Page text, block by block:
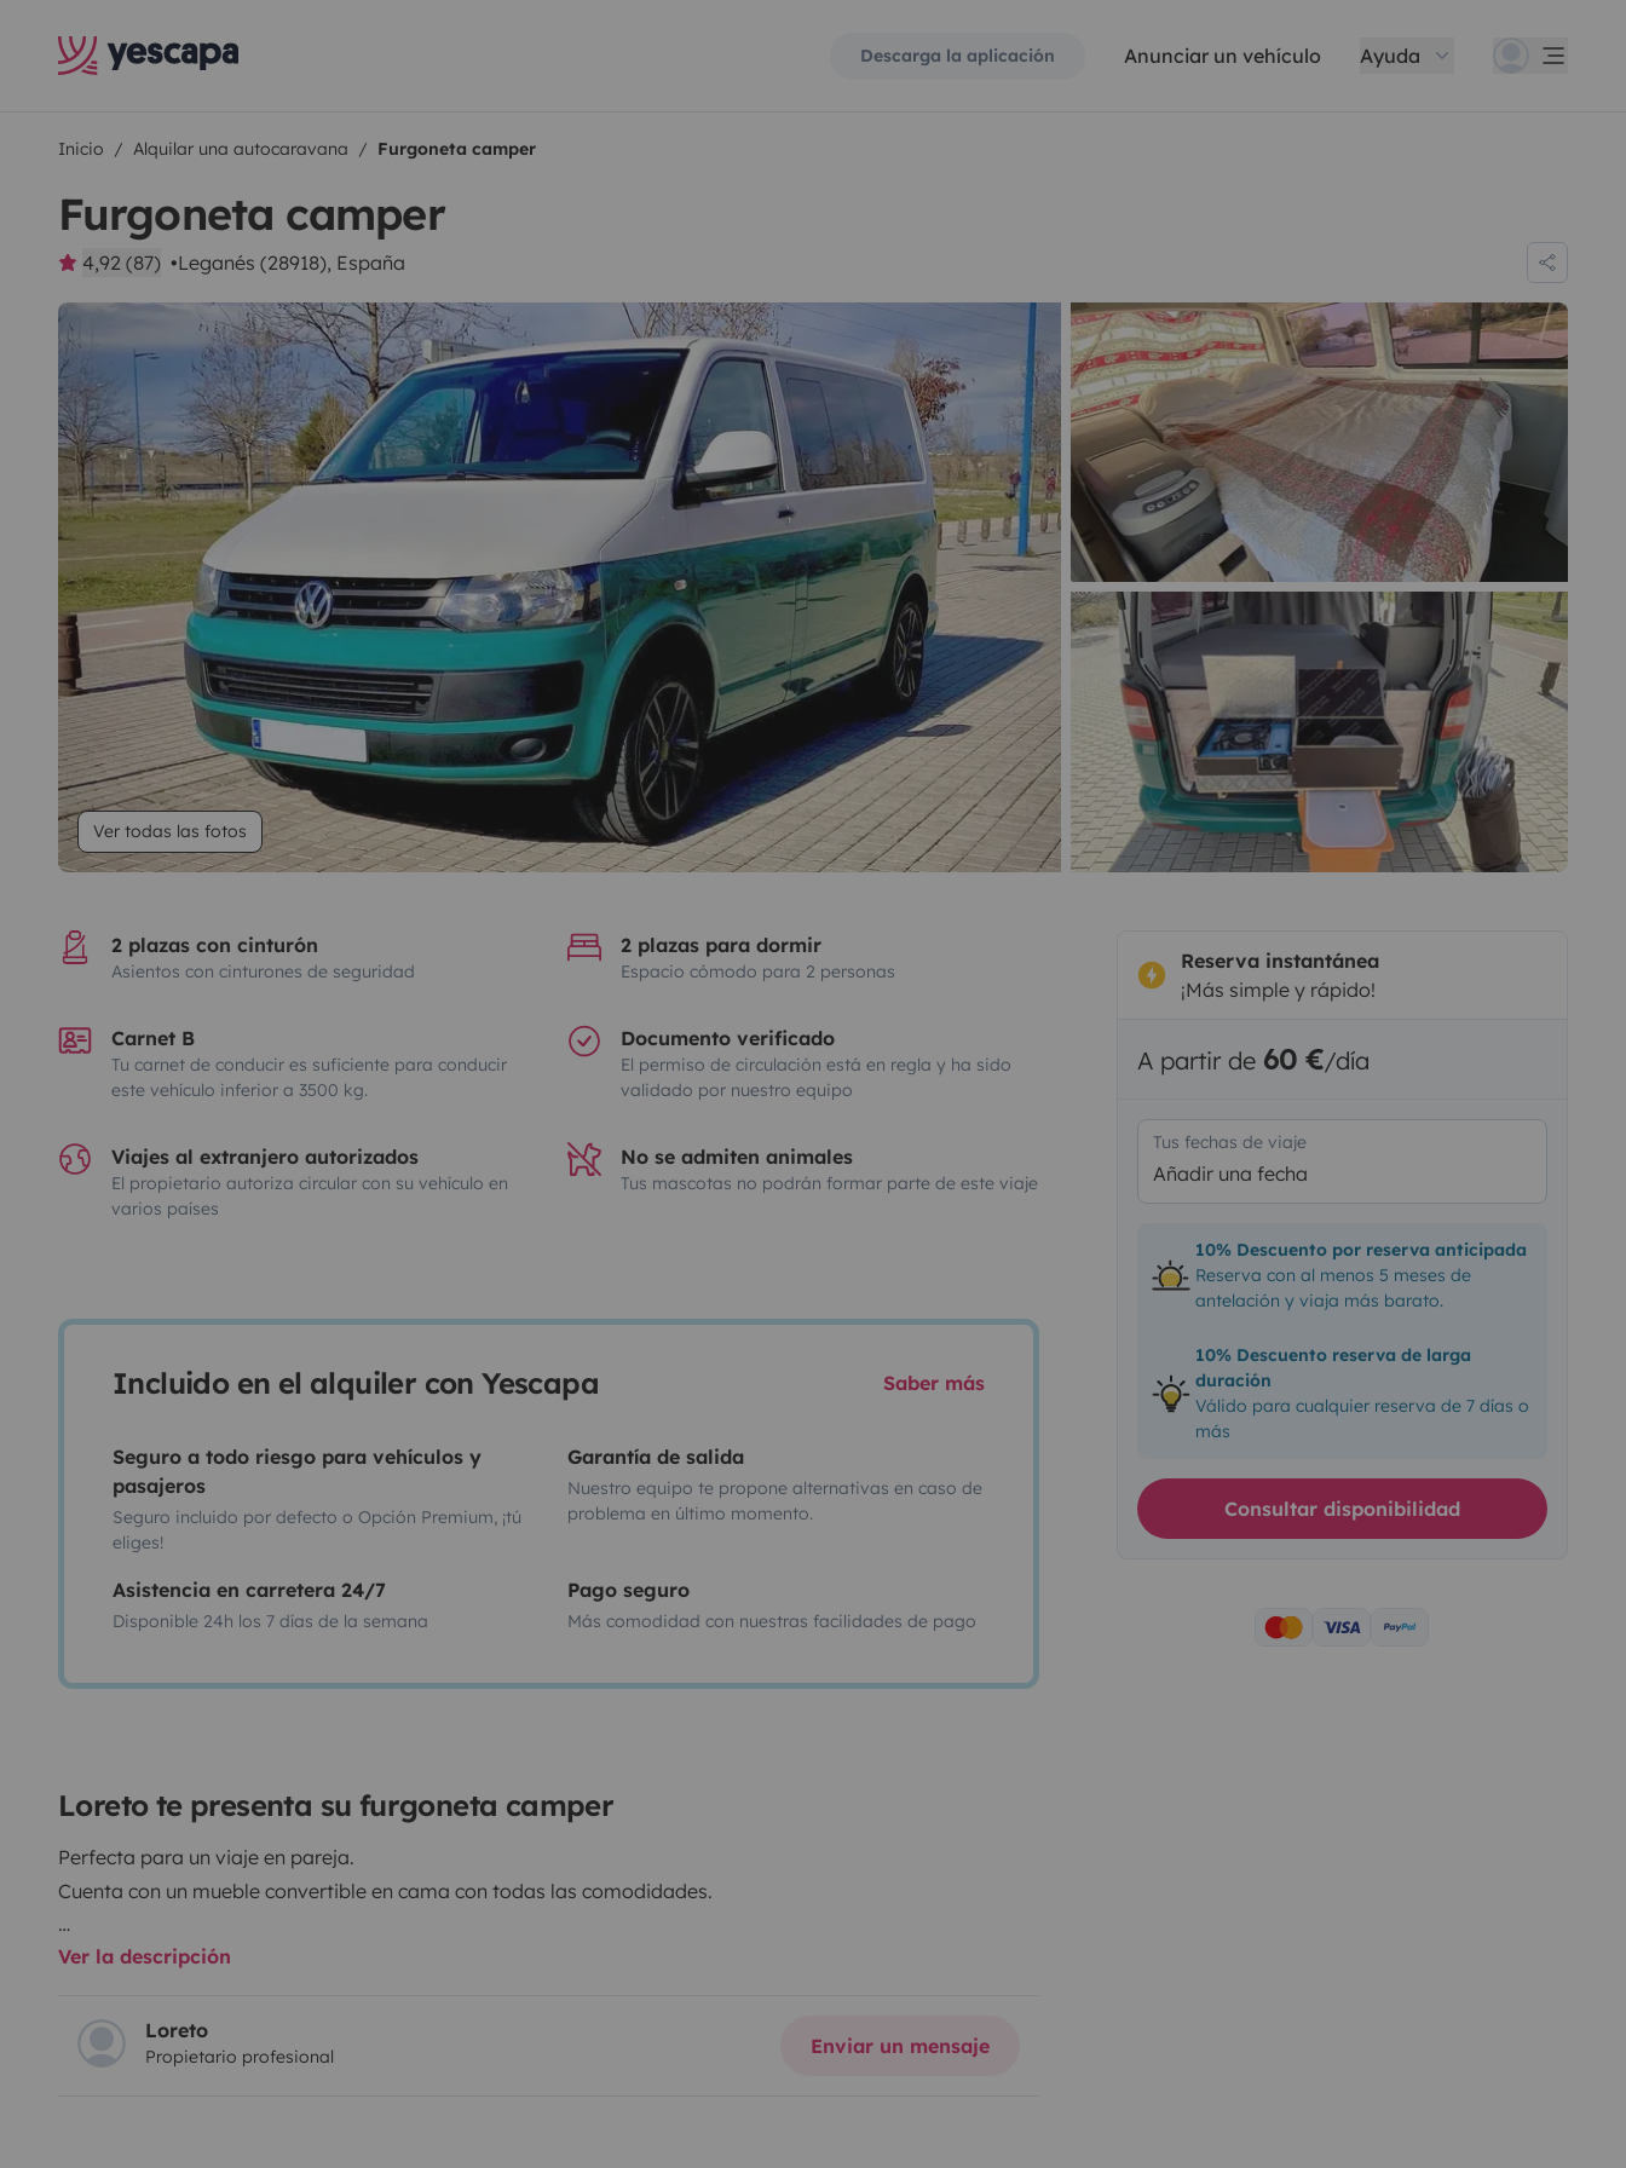
Descarga la aplicación Anunciar un vehículo Ayuda
Inicio Alquilar una autocaravana Furgoneta camper
Furgoneta camper
4,92 (87) Leganés (28918), España
Ver todas las fotos
2 plazas con cinturón
Asientos con cinturones de seguridad
2 plazas para dormir
Espacio cómodo para 2 personas
Carnet B
Tu carnet de conducir es suficiente para conducir
este vehículo inferior a 3500 kg.
Documento verificado
El permiso de circulación está en regla y ha sido
validado por nuestro equipo
Viajes al extranjero autorizados
El propietario autoriza circular con su vehículo en
varios países
No se admiten animales
Tus mascotas no podrán formar parte de este viaje
Incluido en el alquiler con Yescapa Saber más
Seguro a todo riesgo para vehículos y
pasajeros
Seguro incluido por defecto o Opción Premium, ¡tú
eliges!
Garantía de salida
Nuestro equipo te propone alternativas en caso de
problema en último momento.
Asistencia en carretera 24/7
Disponible 24h los 7 días de la semana
Pago seguro
Más comodidad con nuestras facilidades de pago
Loreto te presenta su furgoneta camper
Perfecta para un viaje en pareja.
Cuenta con un mueble convertible en cama con todas las comodidades.
Volkswagen Trasporter (T5.1) 2.0 TDI del 2012 camperizada en 2021.
- Toldo exterior con mesa y 2 sillas
Ver la descripción
Loreto
Propietario profesional Enviar un mensaje
Reserva instantánea
¡Más simple y rápido!
A partir de 60 €/día
Tus fechas de viaje
Añadir una fecha
10% Descuento por reserva anticipada
Reserva con al menos 5 meses de
antelación y viaja más barato.
10% Descuento reserva de larga
duración
Válido para cualquier reserva de 7 días o
más
Consultar disponibilidad